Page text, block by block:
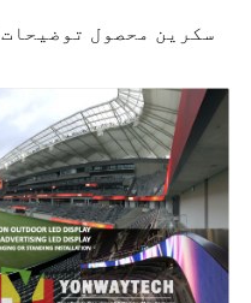
د ارینا سټیډیم سپورت LED سکرین محصول توضیحات